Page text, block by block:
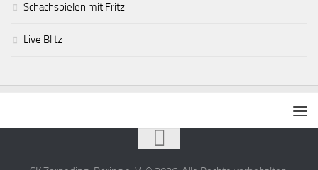
Schachspielen mit Fritz
Live Blitz